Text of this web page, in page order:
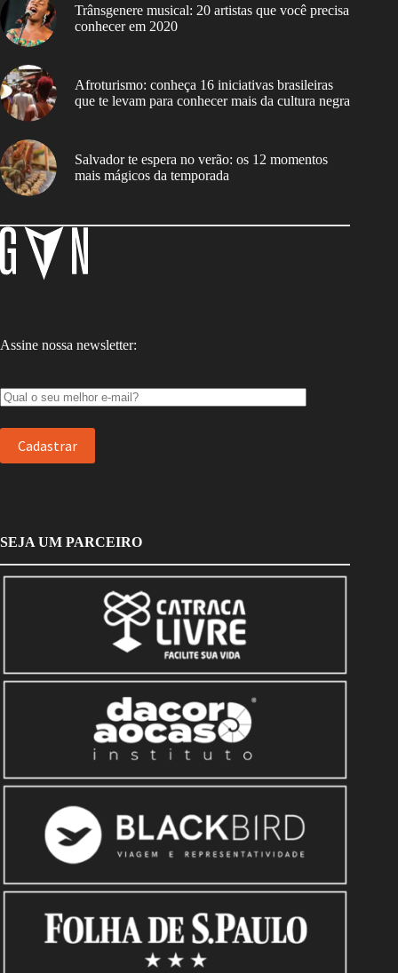
Trânsgenere musical: 20 artistas que você precisa
conhecer em 2020
Afroturismo: conheça 16 iniciativas brasileiras
que te levam para conhecer mais da cultura negra
Salvador te espera no verão: os 12 momentos
mais mágicos da temporada
Assine nossa newsletter:
SEJA UM PARCEIRO